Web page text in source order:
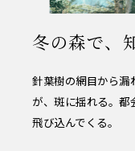
冬の森で、
針葉樹の網目から漏
が、斑に揺れる。
飛び込んでくる。